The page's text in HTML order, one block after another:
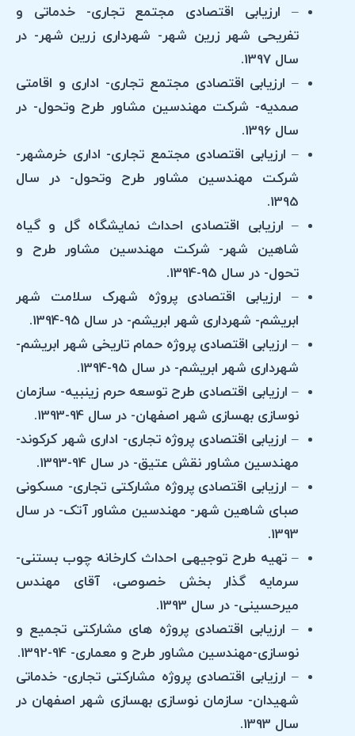
– ارزیابی اقتصادی مجتمع تجاری- خدماتی و
تفریحی شهر زرین شهر- شهرداری زرین شهر- در
سال 1397.
– ارزیابی اقتصادی مجتمع تجاری- اداری و اقامتی
صمدیه- شرکت مهندسین مشاور طرح وتحول- در
سال 1396.
– ارزیابی اقتصادی مجتمع تجاری- اداری خرمشهر-
شرکت مهندسین مشاور طرح وتحول- در سال
1395.
– ارزیابی اقتصادی احداث نمایشگاه گل و گیاه
شاهین شهر- شرکت مهندسین مشاور طرح و
تحول- در سال 95-1394.
– ارزیابی اقتصادی پروژه شهرک سلامت شهر
ابریشم- شهرداری شهر ابریشم- در سال 95-1394.
– ارزیابی اقتصادی پروژه حمام تاریخی شهر ابریشم-
شهرداری شهر ابریشم- در سال 95-1394.
– ارزیابی اقتصادی طرح توسعه حرم زینبیه- سازمان
نوسازی بهسازی شهر اصفهان- در سال 94-1393.
– ارزیابی اقتصادی پروژه تجاری- اداری شهر کرکوند-
مهندسین مشاور نقش عتیق- در سال 94-1393.
– ارزیابی اقتصادی پروژه مشارکتی تجاری- مسکونی
صبای شاهین شهر- مهندسین مشاور آتک- در سال
1393.
– تهیه طرح توجیهی احداث کارخانه چوب بستنی-
سرمایه گذار بخش خصوصی، آقای مهندس
میرحسینی- در سال 1393.
– ارزیابی اقتصادی پروژه های مشارکتی تجمیع و
نوسازی-مهندسین مشاور طرح و معماری- 94-1392.
– ارزیابی اقتصادی پروژه مشارکتی تجاری- خدماتی
شهیدان- سازمان نوسازی بهسازی شهر اصفهان در
سال 1393.